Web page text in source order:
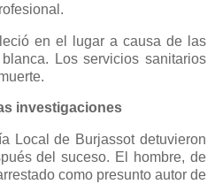
en el lugar a causa de las
Los servicios sanitarios
investigaciones
Local de Burjassot detuvieron
del suceso. El hombre, de
como presunto autor de